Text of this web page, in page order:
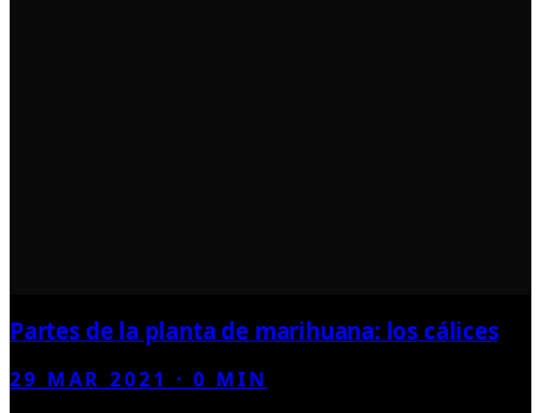
Partes de la planta de marihuana: los cálices
29 MAR 2021 ·0 MIN